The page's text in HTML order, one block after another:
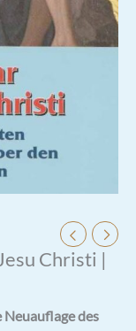
Christi |
des